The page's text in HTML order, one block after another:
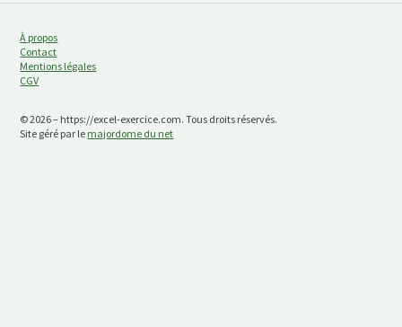
À propos
Contact
Mentions légales
CGV
© 2026 – https://excel-exercice.com. Tous droits réservés.
Site géré par le majordome du net